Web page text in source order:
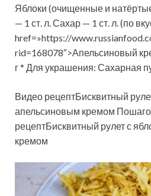
Яблоки (очищенные и
— 1 ст. л. Сахар — 1 ст. л. (по
href=»https://
rid=168078″>Апельсиновый
г * Для украшения: Сахарная
Видео рецептБисквитный
апельсиновым кремом
рецептБисквитный рулет с
кремом